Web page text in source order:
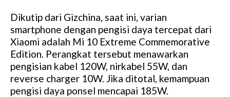
Dikutip dari Gizchina, saat ini, varian
smartphone dengan pengisi daya tercepat dari
Xiaomi adalah Mi 10 Extreme Commemorative
Edition. Perangkat tersebut menawarkan
pengisian kabel 120W, nirkabel 55W, dan
reverse charger 10W. Jika ditotal, kemampuan
pengisi daya ponsel mencapai 185W.